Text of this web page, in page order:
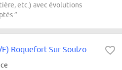
etc.) avec évolutions